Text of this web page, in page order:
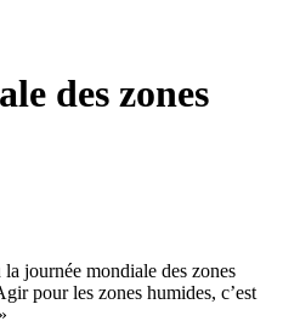
des zones
journée mondiale des zones
pour les zones humides, c’est